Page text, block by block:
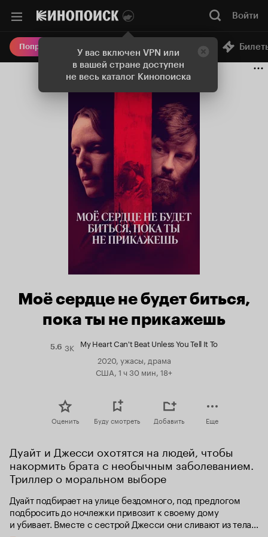
У вас включен VPN или
в вашей стране доступен
не весь каталог Кинопоиска
Войти
Попробовать Плюс Онлайн-кинотеатр
Моё сердце не будет биться,
пока ты не прикажешь
5.6Рейтинг
Кинопоиска
3K My Heart Can't Beat Unless You Tell It To
2020, ужасы, драма
США, 1 ч 30 мин, 18+
Оценить Буду смотреть Добавить Еще
Дуайт и Джесси охотятся на людей, чтобы
накормить брата с необычным заболеванием.
Триллер о моральном выборе
Дуайт подбирает на улице бездомного, под предлогом
подбросить до ночлежки привозит к своему дому
и убивает. Вместе с сестрой Джесси они сливают из тела